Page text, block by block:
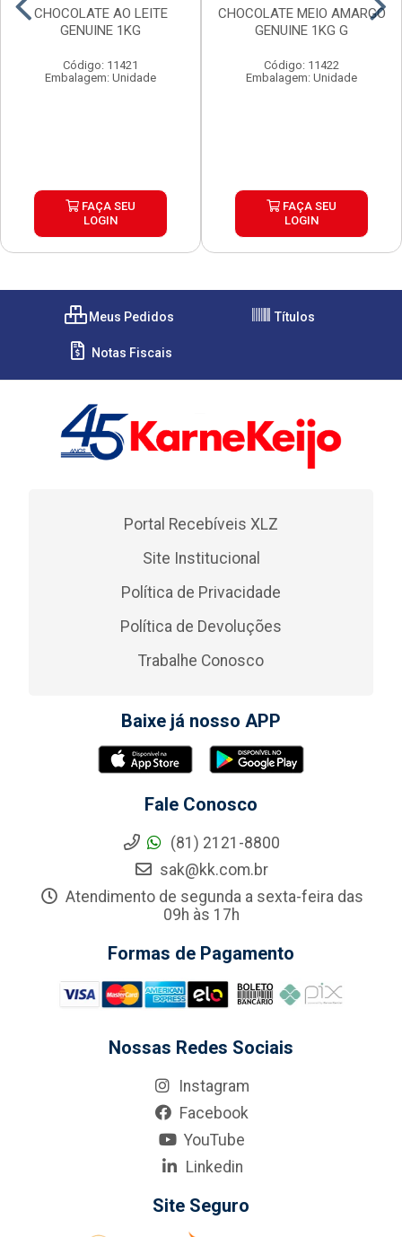
CHOCOLATE AO LEITE
GENUINE 1KG
Código: 11421
Embalagem: Unidade
FAÇA SEU
LOGIN
CHOCOLATE MEIO AMARGO
GENUINE 1KG G
Código: 11422
Embalagem: Unidade
FAÇA SEU
LOGIN
Meus Pedidos Títulos
Notas Fiscais
Portal Recebíveis XLZ
Site Institucional
Política de Privacidade
Política de Devoluções
Trabalhe Conosco
Baixe já nosso APP
Fale Conosco
(81) 2121-8800
sak@kk.com.br
Atendimento de segunda a sexta-feira das
09h às 17h
Formas de Pagamento
Nossas Redes Sociais
Instagram
Facebook
YouTube
Linkedin
Site Seguro